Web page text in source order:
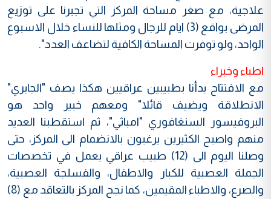
علاجية، مع صغر مساحة المركز التي تجبرنا على توزيع
المرضى بواقع (3) ايام للرجال ومثلها للنساء خلال الاسبوع
الواحد، ولو توفرت المساحة الكافية لتضاعف العدد".
اطباء وخبراء
مع الافتتاح بدأنا بطبيبين عراقيين هكذا يصف "الجابري"
الانطلاقة ويضيف قائلا" ومعهم خبير واحد هو
البروفيسور السنغافوري "امباثي"، ثم استقطبنا العديد
منهم واصبح الكثيرين يرغبون بالانضمام الى المركز، حتى
وصلنا اليوم الى (12) طبيب عراقي يعمل في تخصصات
الجملة العصبية للكبار والاطفال، والفسلجة العصبية،
والصرع، والاطباء المقيمين، كما نجح المركز بالتعاقد مع (8)